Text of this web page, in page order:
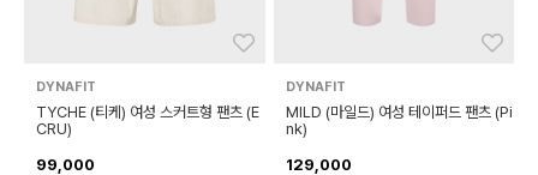
DYNAFIT
TYCHE (티케) 여성 스커트형 팬츠 (E
CRU)
99,000
DYNAFIT
MILD (마일드) 여성 테이퍼드 팬츠 (Pi
nk)
129,000